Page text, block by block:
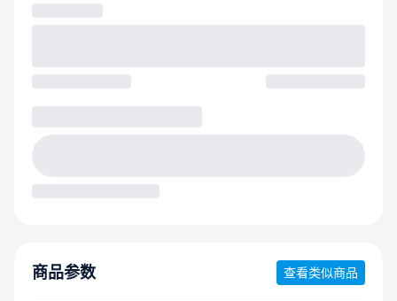
商品参数 查看类似商品